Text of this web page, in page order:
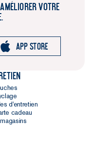
VOTRE
App store
d'entretien
cadeau